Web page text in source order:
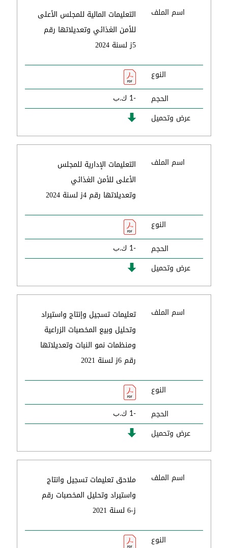
اسم الملف
التعليمات المالية للمجلس الأعلى
للأمن الغذائي وتعديلاتها رقم
5ز لسنة 2024
النوع
الحجم
-1 ك.ب
عرض وتحميل
اسم الملف
التعليمات الإدارية للمجلس
الأعلى للأمن الغذائي
وتعديلاتها رقم 4ز لسنة 2024
النوع
الحجم
-1 ك.ب
عرض وتحميل
اسم الملف
تعليمات تسجيل وإنتاج واستيراد
وتحليل وبيع المخصبات الزراعية
ومنظمات نمو النبات وتعديلاتها
رقم 6ز لسنة 2021
النوع
الحجم
-1 ك.ب
عرض وتحميل
اسم الملف
ملاحق تعليمات تسجيل وانتاج
واستيراد وتحليل المخصبات رقم
ز-6 لسنة 2021
النوع